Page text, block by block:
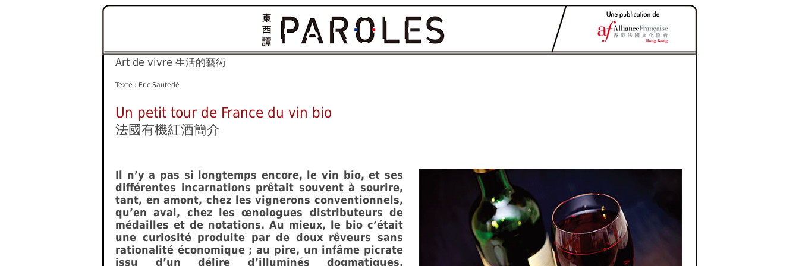
Art de vivre 生活的藝術
Texte : Eric Sautedé
Un petit tour de France du vin bio
法國有機紅酒簡介
Il n’y a pas si longtemps encore, le vin bio, et ses
différentes incarnations prêtait souvent à sourire,
tant, en amont, chez les vignerons conventionnels,
qu’en aval, chez les œnologues distributeurs de
médailles et de notations. Au mieux, le bio c’était
une curiosité produite par de doux rêveurs sans
rationalité économique ; au pire, un infâme picrate
issu d’un délire d’illuminés dogmatiques.